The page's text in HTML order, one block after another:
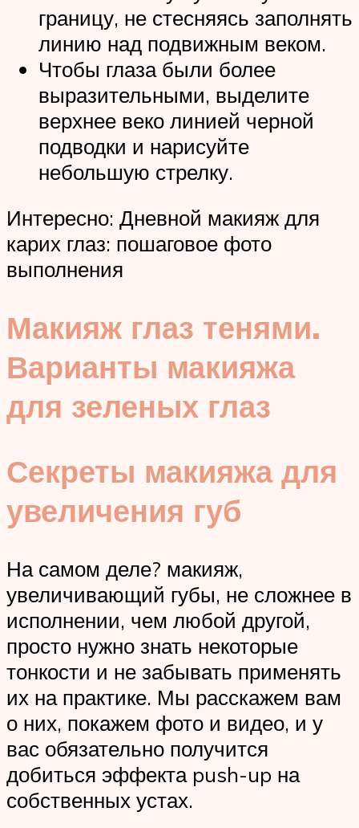
границу, не стесняясь заполнять
линию над подвижным веком.
Чтобы глаза были более
выразительными, выделите
верхнее веко линией черной
подводки и нарисуйте
небольшую стрелку.
Интересно: Дневной макияж для
карих глаз: пошаговое фото
выполнения
Макияж глаз тенями.
Варианты макияжа
для зеленых глаз
Секреты макияжа для
увеличения губ
На самом деле? макияж,
увеличивающий губы, не сложнее в
исполнении, чем любой другой,
просто нужно знать некоторые
тонкости и не забывать применять
их на практике. Мы расскажем вам
о них, покажем фото и видео, и у
вас обязательно получится
добиться эффекта push-up на
собственных устах.